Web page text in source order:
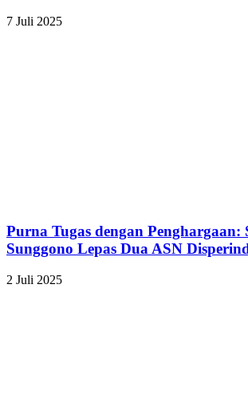
7 Juli 2025
Purna Tugas dengan Penghargaan:
Sunggono Lepas Dua ASN
2 Juli 2025